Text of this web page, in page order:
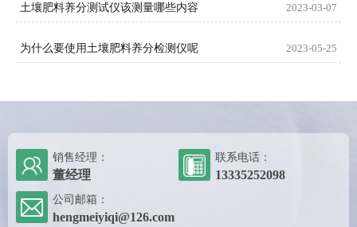
土壤肥料养分测试仪该测量哪些内容 2023-03-07
为什么要使用土壤肥料养分检测仪呢 2023-05-25
销售经理：
董经理
联系电话：
13335252098
公司邮箱：
hengmeiyiqi@126.com